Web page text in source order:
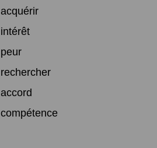
acquérir
intérêt
peur
rechercher
accord
compétence